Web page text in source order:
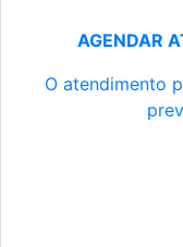
AGENDAR
O atendimento